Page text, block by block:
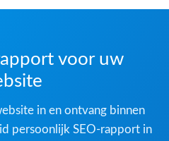
voor uw
in en ontvang binnen
persoonlijk SEO-rapport in